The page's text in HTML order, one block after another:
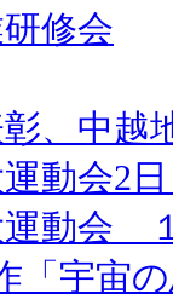
修会
、中越
動会2
運動会
「宇宙